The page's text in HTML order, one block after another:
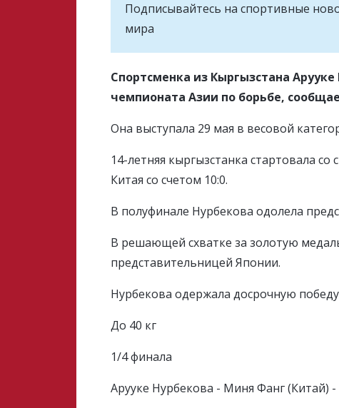
Подписывайтесь на cпортивные
мира
Спортсменка из Кыргызстана
чемпионата Азии по борьбе,
Она выступала 29 мая в весовой
14-летняя кыргызстанка стартовала
Китая со счетом 10:0.
В полуфинале Нурбекова одолела
В решающей схватке за золотую
представительницей Японии.
Нурбекова одержала досрочную
До 40 кг
1/4 финала
Арууке Нурбекова - Миня Фанг (Китай) -